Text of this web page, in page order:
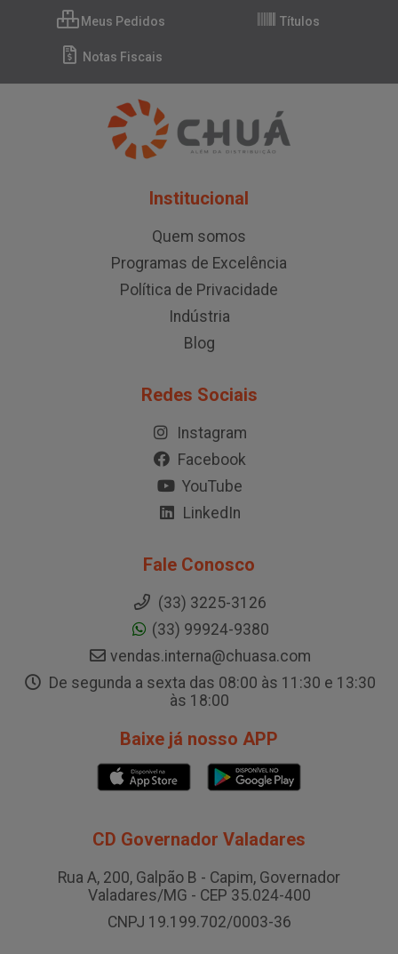
Meus Pedidos Títulos
Notas Fiscais
Institucional
Quem somos
Programas de Excelência
Política de Privacidade
Indústria
Blog
Redes Sociais
Instagram
Facebook
YouTube
LinkedIn
Fale Conosco
(33) 3225-3126
(33) 99924-9380
vendas.interna@chuasa.com
De segunda a sexta das 08:00 às 11:30 e 13:30
às 18:00
Baixe já nosso APP
CD Governador Valadares
Rua A, 200, Galpão B - Capim, Governador
Valadares/MG - CEP 35.024-400
CNPJ 19.199.702/0003-36